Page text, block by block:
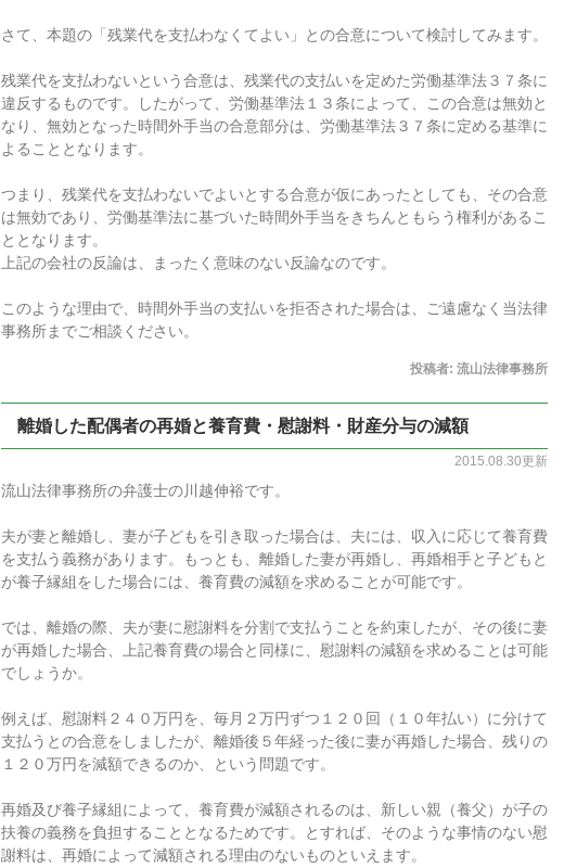
さて、本題の「残業代を支払わなくてよい」との合意について検討してみます。
残業代を支払わないという合意は、残業代の支払いを定めた労働基準法３７条に
違反するものです。したがって、労働基準法１３条によって、この合意は無効と
なり、無効となった時間外手当の合意部分は、労働基準法３７条に定める基準に
よることとなります。
つまり、残業代を支払わないでよいとする合意が仮にあったとしても、その合意
は無効であり、労働基準法に基づいた時間外手当をきちんともらう権利があるこ
ととなります。
上記の会社の反論は、まったく意味のない反論なのです。
このような理由で、時間外手当の支払いを拒否された場合は、ご遠慮なく当法律
事務所までご相談ください。
投稿者: 流山法律事務所
離婚した配偶者の再婚と養育費・慰謝料・財産分与の減額
2015.08.30更新
流山法律事務所の弁護士の川越伸裕です。
夫が妻と離婚し、妻が子どもを引き取った場合は、夫には、収入に応じて養育費
を支払う義務があります。もっとも、離婚した妻が再婚し、再婚相手と子どもと
が養子縁組をした場合には、養育費の減額を求めることが可能です。
では、離婚の際、夫が妻に慰謝料を分割で支払うことを約束したが、その後に妻
が再婚した場合、上記養育費の場合と同様に、慰謝料の減額を求めることは可能
でしょうか。
例えば、慰謝料２４０万円を、毎月２万円ずつ１２０回（１０年払い）に分けて
支払うとの合意をしましたが、離婚後５年経った後に妻が再婚した場合、残りの
１２０万円を減額できるのか、という問題です。
再婚及び養子縁組によって、養育費が減額されるのは、新しい親（養父）が子の
扶養の義務を負担することとなるためです。とすれば、そのような事情のない慰
謝料は、再婚によって減額される理由のないものといえます。